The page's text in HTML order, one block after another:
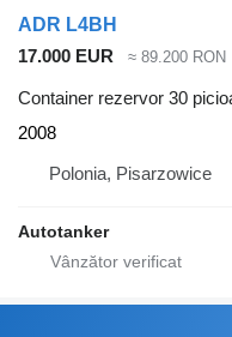
ADR L4BH
17.000 EUR
≈ 89.200 RON
Container rezervor 30
2008
Polonia, Pisarzowice
Autotanker